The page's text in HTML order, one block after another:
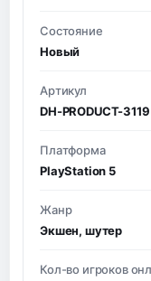
Состояние
Новый
Артикул
DH-PRODUCT-3119
Платформа
PlayStation 5
Жанр
Экшен, шутер
Кол-во игроков